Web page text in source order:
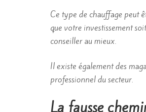
Ce type de chauffage peut
que votre investissement
conseiller au mieux.
Il existe également des
professionnel du secteur.
La fausse